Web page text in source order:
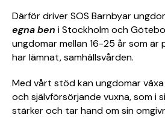
Därför driver SOS Barnbyar
egna ben i Stockholm och
ungdomar mellan 16-25 år som är
har lämnat, samhällsvården.
Med vårt stöd kan ungdomar
och självförsörjande vuxna, som i
stärker och tar hand om sin